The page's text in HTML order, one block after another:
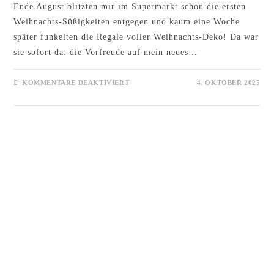
Ende August blitzten mir im Supermarkt schon die ersten
Weihnachts-Süßigkeiten entgegen und kaum eine Woche
später funkelten die Regale voller Weihnachts-Deko! Da war
sie sofort da: die Vorfreude auf mein neues…
KOMMENTARE DEAKTIVIERTFÜR
4. OKTOBER 2025